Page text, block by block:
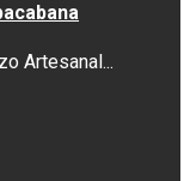
Artesanal...